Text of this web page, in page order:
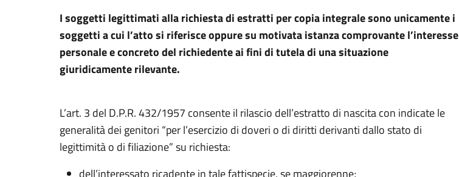
I soggetti legittimati alla richiesta di estratti per copia integrale sono unicamente i
soggetti a cui l’atto si riferisce oppure su motivata istanza comprovante l’interesse
personale e concreto del richiedente ai fini di tutela di una situazione
giuridicamente rilevante.
L’art. 3 del D.P.R. 432/1957 consente il rilascio dell’estratto di nascita con indicate le
generalità dei genitori “per l’esercizio di doveri o di diritti derivanti dallo stato di
legittimità o di filiazione” su richiesta:
dell’interessato ricadente in tale fattispecie, se maggiorenne;